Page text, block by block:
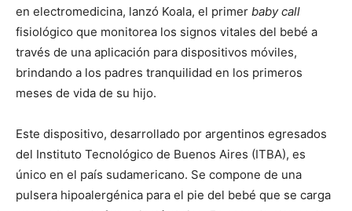
en electromedicina, lanzó Koala, el primer baby call
fisiológico que monitorea los signos vitales del bebé a
través de una aplicación para dispositivos móviles,
brindando a los padres tranquilidad en los primeros
meses de vida de su hijo.
Este dispositivo, desarrollado por argentinos egresados
del Instituto Tecnológico de Buenos Aires (ITBA), es
único en el país sudamericano. Se compone de una
pulsera hipoalergénica para el pie del bebé que se carga